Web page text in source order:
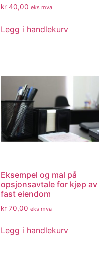
kr 40,00 eks mva
Legg i handlekurv
Eksempel og mal på
opsjonsavtale for kjøp av
fast eiendom
kr 70,00 eks mva
Legg i handlekurv